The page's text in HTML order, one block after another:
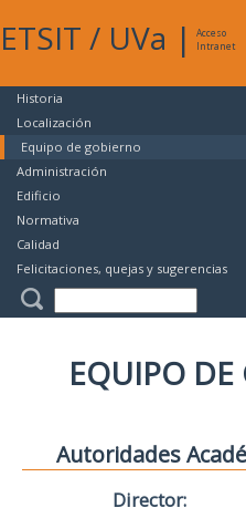
ETSIT / UVa |
Acceso
Intranet
Historia
Localización
Equipo de gobierno
Administración
Edificio
Normativa
Calidad
Felicitaciones, quejas y sugerencias
EQUIPO
Autoridades
Director: